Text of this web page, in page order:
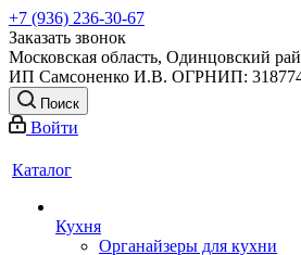
+7 (936) 236-30-67
Заказать звонок
Московская область, Одинцовский
ИП Самсоненко И.В. ОГРНИП:
Поиск
Войти
Каталог
Кухня
Органайзеры для кухни